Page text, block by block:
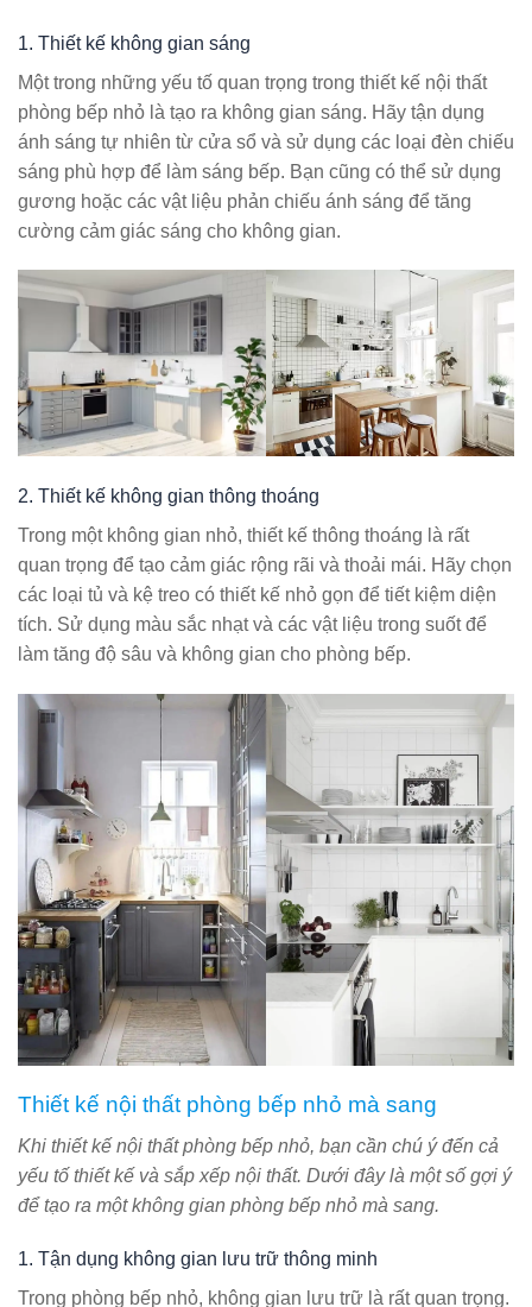
1. Thiết kế không gian sáng
Một trong những yếu tố quan trọng trong thiết kế nội thất
phòng bếp nhỏ là tạo ra không gian sáng. Hãy tận dụng
ánh sáng tự nhiên từ cửa sổ và sử dụng các loại đèn chiếu
sáng phù hợp để làm sáng bếp. Bạn cũng có thể sử dụng
gương hoặc các vật liệu phản chiếu ánh sáng để tăng
cường cảm giác sáng cho không gian.
2. Thiết kế không gian thông thoáng
Trong một không gian nhỏ, thiết kế thông thoáng là rất
quan trọng để tạo cảm giác rộng rãi và thoải mái. Hãy chọn
các loại tủ và kệ treo có thiết kế nhỏ gọn để tiết kiệm diện
tích. Sử dụng màu sắc nhạt và các vật liệu trong suốt để
làm tăng độ sâu và không gian cho phòng bếp.
Thiết kế nội thất phòng bếp nhỏ mà sang
Khi thiết kế nội thất phòng bếp nhỏ, bạn cần chú ý đến cả
yếu tố thiết kế và sắp xếp nội thất. Dưới đây là một số gợi ý
để tạo ra một không gian phòng bếp nhỏ mà sang.
1. Tận dụng không gian lưu trữ thông minh
Trong phòng bếp nhỏ, không gian lưu trữ là rất quan trọng.